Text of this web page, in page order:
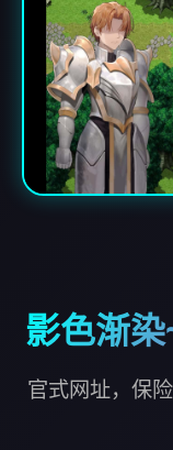
影色渐
官式网址，保